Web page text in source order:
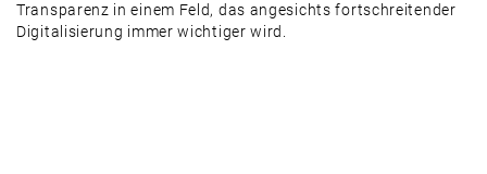
Transparenz in einem Feld, das angesichts fortschreitender
Digitalisierung immer wichtiger wird.